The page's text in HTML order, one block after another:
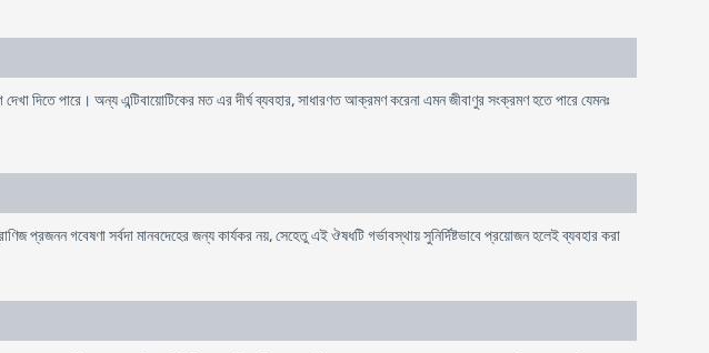
দিতে পারে। অন্য এন্টিবায়োটিকের মত এর দীর্ঘ ব্যবহার, সাধারণত আক্রমণ করেনা এমন জীবাণুর সংক্রমণ হতে পারে যেমনঃ
প্রজনন গবেষণা সর্বদা মানবদেহের জন্য কার্যকর নয়, সেহেতু এই ঔষধটি গর্ভাবস্থায় সুনির্দিষ্টভাবে প্রয়োজন হলেই ব্যবহার করা